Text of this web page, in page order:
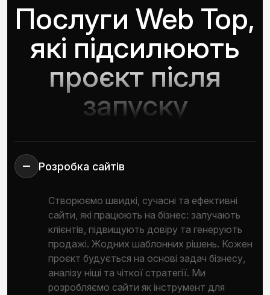
Послуги Web Top,
які підсилюють
проєкт після
запуску
Розробка сайтів
Створюємо швидкі, сучасні та ефективні
сайти, які працюють на бізнес: залучають
клієнтів, підвищують довіру та генерують
продажі. Жодних шаблонних рішень. Кожен
проєкт будується на основі задач бізнесу,
аналізу ніші та чіткої стратегії. Ми
розробляємо сайти як інструмент для